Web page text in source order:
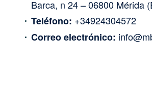
Barca, n 24 – 06800 Mérida
Teléfono: +34924304572
Correo electrónico: